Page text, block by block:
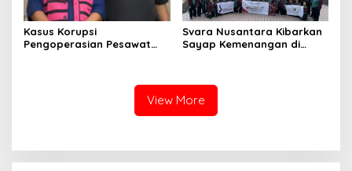
Kasus Korupsi
Pengoperasian Pesawat
Svara Nusantara Kibarkan
Sayap Kemenangan di
View More